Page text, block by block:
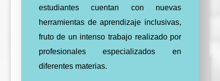
estudiantes cuentan con nuevas
herramientas de aprendizaje inclusivas,
fruto de un intenso trabajo realizado por
profesionales especializados en
diferentes materias.